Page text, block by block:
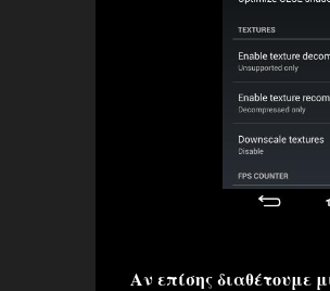
Αν επίσης διαθέτουμε